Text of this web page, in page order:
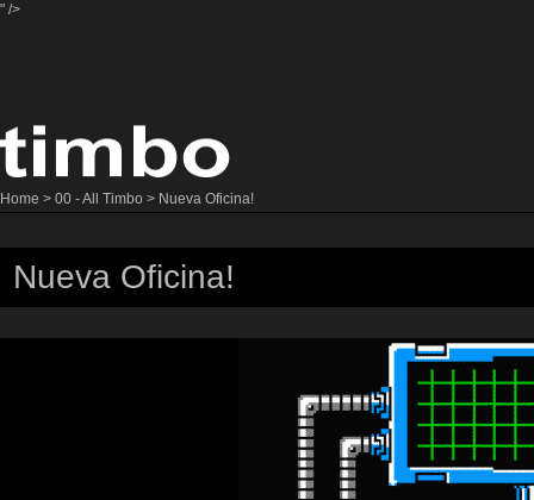
" />
Home > 00 - All Timbo > Nueva Oficina!
Nueva Oficina!